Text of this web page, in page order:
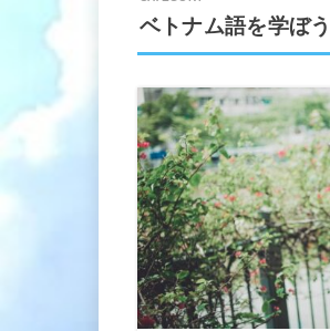
ベトナム語を学ぼう